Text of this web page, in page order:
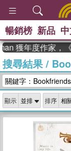
暢銷榜 新品
獲年度作家，《
搜尋結果/
關鍵字：Bookfriends
顯示 排序